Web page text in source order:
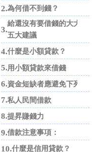
2.為何借不到錢？
3.
給還沒有要借錢的大大們
五大建議
4.什麼是小額貸款？
5.用小額貸款來借錢
6.資金短缺者應避免下列四點
7.私人民間借款
8.提昇賺錢力
9.借款注意事項：
10.什麼是信用貸款？